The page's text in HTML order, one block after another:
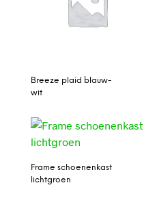
Breeze plaid blauw-
wit
Frame schoenenkast
lichtgroen